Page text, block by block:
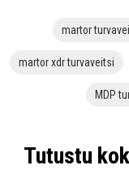
martor
martor xdr turvaveitsi
MDP
Tutustu